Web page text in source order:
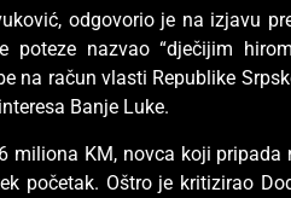
odgovorio je na izjavu
nazvao “dječijim
na račun vlasti Republike
Banje Luke.
miliona KM, novca koji pripada
početak. Oštro je kritizirao